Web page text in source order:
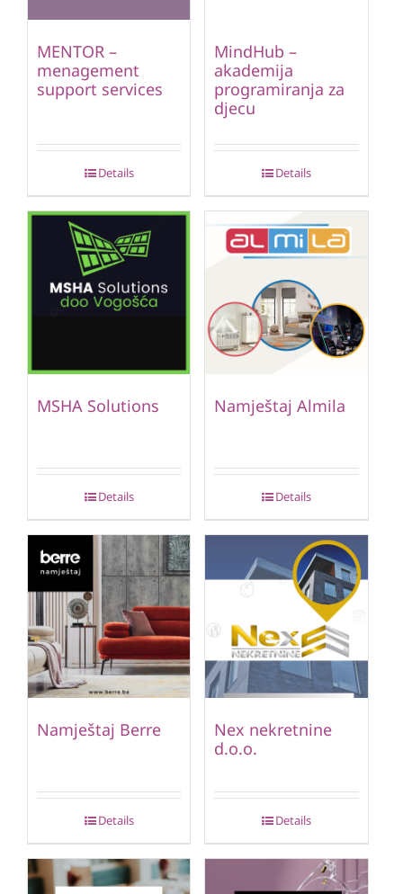
MENTOR –
menagement
support services
Details
MindHub –
akademija
programiranja za
djecu
Details
MSHA Solutions
Details
Namještaj Almila
Details
Namještaj Berre
Details
Nex nekretnine
d.o.o.
Details